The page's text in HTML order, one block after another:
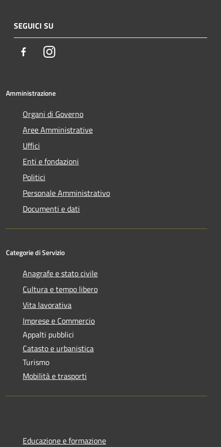
SEGUICI SU
FacebookInstagram
Amministrazione
Organi di Governo
Aree Amministrative
Uffici
Enti e fondazioni
Politici
Personale Amministrativo
Documenti e dati
Categorie di Servizio
Anagrafe e stato civile
Cultura e tempo libero
Vita lavorativa
Imprese e Commercio
Appalti pubblici
Catasto e urbanistica
Turismo
Mobilità e trasporti
Educazione e formazione